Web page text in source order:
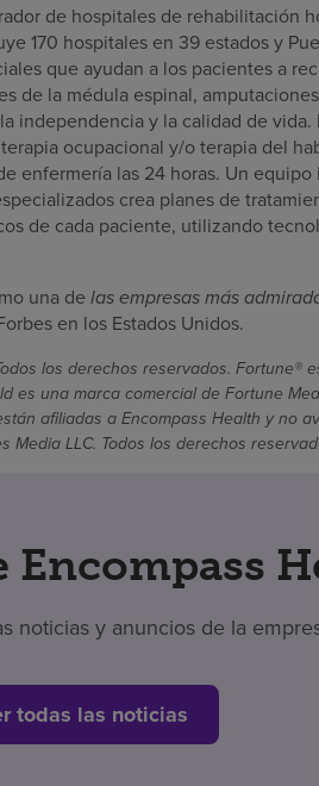
de hospitales de rehabilitación
170 hospitales en 39 estados y
que ayudan a los pacientes a
de la médula espinal,
independencia y la calidad de
ocupacional y/o terapia del
enfermería las 24 horas. Un
crea planes de
de cada paciente, utilizando
una de las empresas más
en los Estados Unidos.
los derechos reservados. Fortune®
es una marca comercial de Fortune
afiliadas a Encompass Health y no
LLC. Todos los derechos
Encompass
noticias y anuncios de la
todas las noticias